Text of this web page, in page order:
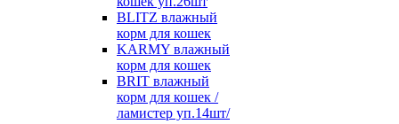
BLITZ влажный
корм для кошек
KARMY влажный
корм для кошек
BRIT влажный
корм для кошек /
ламистер уп.14шт/